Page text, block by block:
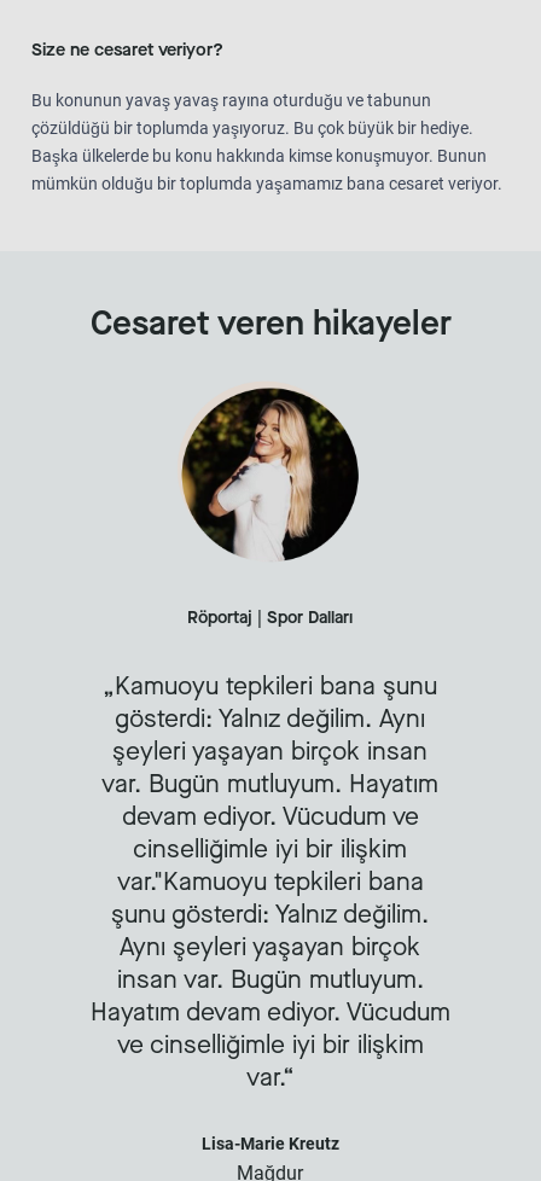
Size ne cesaret veriyor?
Bu konunun yavaş yavaş rayına oturduğu ve tabunun
çözüldüğü bir toplumda yaşıyoruz. Bu çok büyük bir hediye.
Başka ülkelerde bu konu hakkında kimse konuşmuyor. Bunun
mümkün olduğu bir toplumda yaşamamız bana cesaret veriyor.
Cesaret veren hikayeler
Röportaj | Spor Dalları
Kamuoyu tepkileri bana şunu
gösterdi: Yalnız değilim. Aynı
şeyleri yaşayan birçok insan
var. Bugün mutluyum. Hayatım
devam ediyor. Vücudum ve
cinselliğimle iyi bir ilişkim
var."Kamuoyu tepkileri bana
şunu gösterdi: Yalnız değilim.
Aynı şeyleri yaşayan birçok
insan var. Bugün mutluyum.
Hayatım devam ediyor. Vücudum
ve cinselliğimle iyi bir ilişkim
var.
Lisa-Marie Kreutz
Mağdur